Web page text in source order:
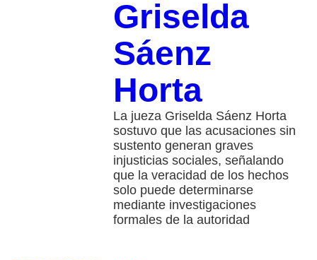
Griselda
Sáenz
Horta
La jueza Griselda Sáenz Horta
sostuvo que las acusaciones sin
sustento generan graves
injusticias sociales, señalando
que la veracidad de los hechos
solo puede determinarse
mediante investigaciones
formales de la autoridad